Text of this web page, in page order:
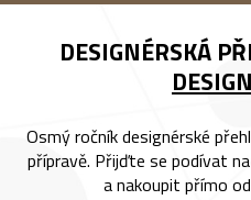
DESIGNÉRSKÁ
Osmý ročník designérské
přípravě. Přijďte se podívat
a nakoupit přímo